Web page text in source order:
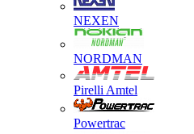
NEXEN
NORDMAN
Pirelli Amtel
Powertrac